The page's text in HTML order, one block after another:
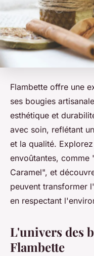
Flambette offre une
ses bougies
esthétique et
avec soin, reflétant
et la qualité.
envoûtantes, comme
Caramel", et
peuvent transformer
en respectant
L'univers des
Flambette